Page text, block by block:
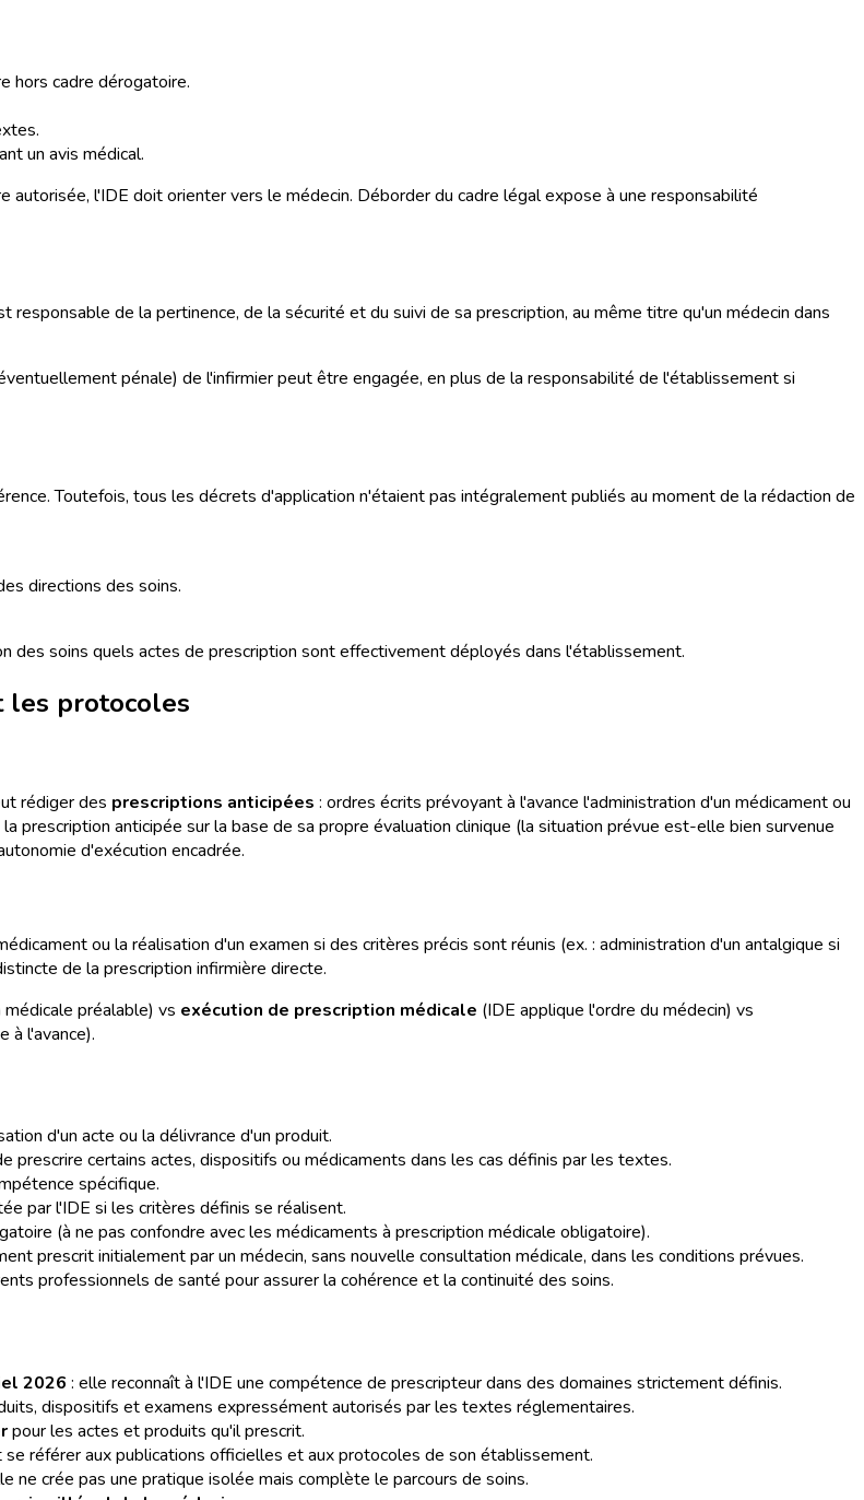
hors cadre dérogatoire.
un avis médical.
autorisée, l'IDE doit orienter vers le médecin. Déborder du cadre légal expose à une responsabilité
responsable de la pertinence, de la sécurité et du suivi de sa prescription, au même titre qu'un médecin dans
pénale) de l'infirmier peut être engagée, en plus de la responsabilité de l'établissement si
Toutefois, tous les décrets d'application n'étaient pas intégralement publiés au moment de la rédaction de
directions des soins.
des soins quels actes de prescription sont effectivement déployés dans l'établissement.
les protocoles
rédiger des prescriptions anticipées : ordres écrits prévoyant à l'avance l'administration d'un médicament ou
prescription anticipée sur la base de sa propre évaluation clinique (la situation prévue est-elle bien survenue
d'exécution encadrée.
ou la réalisation d'un examen si des critères précis sont réunis (ex. : administration d'un antalgique si
de la prescription infirmière directe.
préalable) vs exécution de prescription médicale (IDE applique l'ordre du médecin) vs
à l'avance).
d'un acte ou la délivrance d'un produit.
prescrire certains actes, dispositifs ou médicaments dans les cas définis par les textes.
spécifique.
par l'IDE si les critères définis se réalisent.
(à ne pas confondre avec les médicaments à prescription médicale obligatoire).
prescrit initialement par un médecin, sans nouvelle consultation médicale, dans les conditions prévues.
professionnels de santé pour assurer la cohérence et la continuité des soins.
2026 : elle reconnaît à l'IDE une compétence de prescripteur dans des domaines strictement définis.
dispositifs et examens expressément autorisés par les textes réglementaires.
pour les actes et produits qu'il prescrit.
référer aux publications officielles et aux protocoles de son établissement.
ne crée pas une pratique isolée mais complète le parcours de soins.